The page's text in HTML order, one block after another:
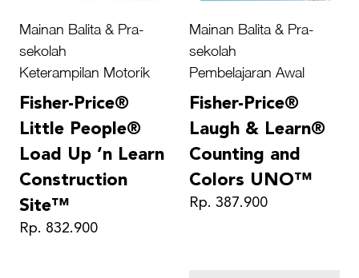
Mainan Balita & Pra-
sekolah
Keterampilan Motorik
Fisher-Price®
Little People®
Load Up ‘n Learn
Construction
Site™
Rp. 832.900
Mainan Balita & Pra-
sekolah
Pembelajaran Awal
Fisher-Price®
Laugh & Learn®
Counting and
Colors UNO™
Rp. 387.900